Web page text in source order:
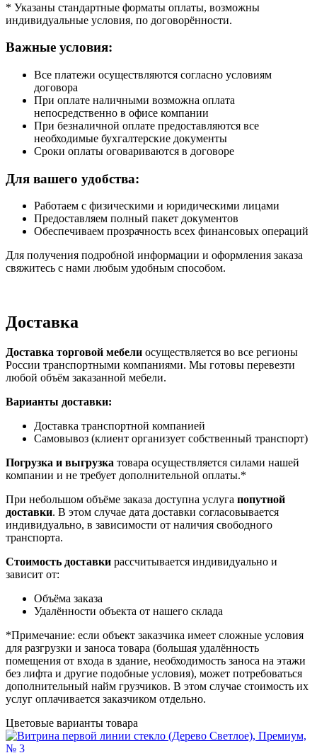
* Указаны стандартные форматы оплаты, возможны
индивидуальные условия, по договорённости.
Важные условия:
Все платежи осуществляются согласно условиям
договора
При оплате наличными возможна оплата
непосредственно в офисе компании
При безналичной оплате предоставляются все
необходимые бухгалтерские документы
Сроки оплаты оговариваются в договоре
Для вашего удобства:
Работаем с физическими и юридическими лицами
Предоставляем полный пакет документов
Обеспечиваем прозрачность всех финансовых операций
Для получения подробной информации и оформления заказа
свяжитесь с нами любым удобным способом.
Доставка
Доставка торговой мебели осуществляется во все регионы
России транспортными компаниями. Мы готовы перевезти
любой объём заказанной мебели.
Варианты доставки:
Доставка транспортной компанией
Самовывоз (клиент организует собственный транспорт)
Погрузка и выгрузка товара осуществляется силами нашей
компании и не требует дополнительной оплаты.*
При небольшом объёме заказа доступна услуга попутной
доставки. В этом случае дата доставки согласовывается
индивидуально, в зависимости от наличия свободного
транспорта.
Стоимость доставки рассчитывается индивидуально и
зависит от:
Объёма заказа
Удалённости объекта от нашего склада
*Примечание: если объект заказчика имеет сложные условия
для разгрузки и заноса товара (большая удалённость
помещения от входа в здание, необходимость заноса на этажи
без лифта и другие подобные условия), может потребоваться
дополнительный найм грузчиков. В этом случае стоимость их
услуг оплачивается заказчиком отдельно.
Цветовые варианты товара